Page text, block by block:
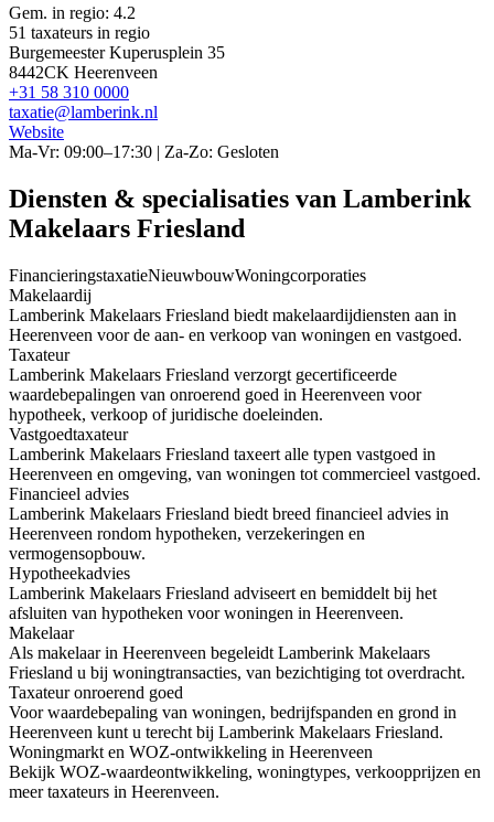
Gem. in regio: 4.2
51 taxateurs in regio
Burgemeester Kuperusplein 35
8442CK Heerenveen
+31 58 310 0000
taxatie@lamberink.nl
Website
Ma-Vr: 09:00–17:30 | Za-Zo: Gesloten
Diensten & specialisaties van Lamberink
Makelaars Friesland
FinancieringstaxatieNieuwbouwWoningcorporaties
Makelaardij
Lamberink Makelaars Friesland biedt makelaardijdiensten aan in
Heerenveen voor de aan- en verkoop van woningen en vastgoed.
Taxateur
Lamberink Makelaars Friesland verzorgt gecertificeerde
waardebepalingen van onroerend goed in Heerenveen voor
hypotheek, verkoop of juridische doeleinden.
Vastgoedtaxateur
Lamberink Makelaars Friesland taxeert alle typen vastgoed in
Heerenveen en omgeving, van woningen tot commercieel vastgoed.
Financieel advies
Lamberink Makelaars Friesland biedt breed financieel advies in
Heerenveen rondom hypotheken, verzekeringen en
vermogensopbouw.
Hypotheekadvies
Lamberink Makelaars Friesland adviseert en bemiddelt bij het
afsluiten van hypotheken voor woningen in Heerenveen.
Makelaar
Als makelaar in Heerenveen begeleidt Lamberink Makelaars
Friesland u bij woningtransacties, van bezichtiging tot overdracht.
Taxateur onroerend goed
Voor waardebepaling van woningen, bedrijfspanden en grond in
Heerenveen kunt u terecht bij Lamberink Makelaars Friesland.
Woningmarkt en WOZ-ontwikkeling in Heerenveen
Bekijk WOZ-waardeontwikkeling, woningtypes, verkoopprijzen en
meer taxateurs in Heerenveen.